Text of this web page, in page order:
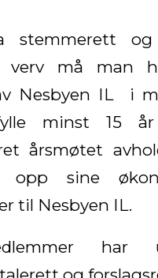
stemmerett og
verv må man
Nesbyen IL i
minst 15
årsmøtet
sine
til Nesbyen IL.
har